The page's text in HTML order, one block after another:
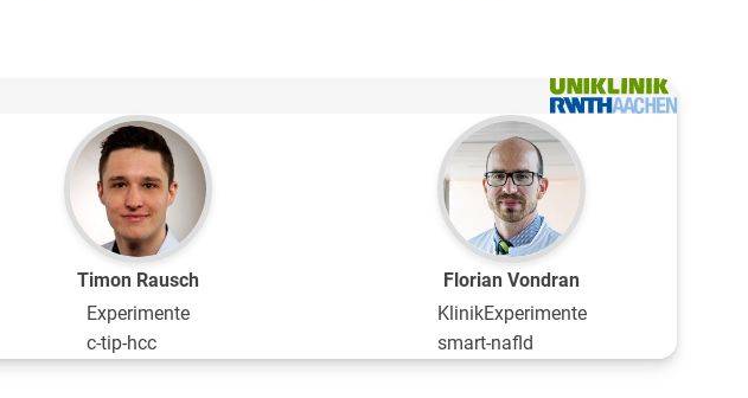
Timon Rausch
Experimente
c-tip-hcc
Florian Vondran
KlinikExperimente
smart-nafld